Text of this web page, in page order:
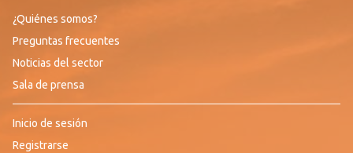
¿Quiénes somos?
Preguntas frecuentes
Noticias del sector
Sala de prensa
Inicio de sesión
Registrarse